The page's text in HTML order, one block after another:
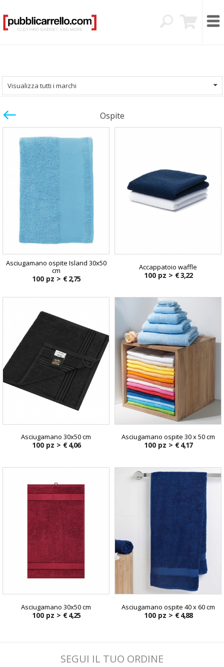
Visualizza tutti i marchi
Ospite
Asciugamano ospite Island 30x50
cm
100 pz > € 2,75
Accappatoio waffle
100 pz > € 3,22
Asciugamano 30x50 cm
100 pz > € 4,06
Asciugamano ospite 30 x 50 cm
100 pz > € 4,17
Asciugamano 30x50 cm
100 pz > € 4,25
Asciugamano ospite 40 x 60 cm
100 pz > € 4,88
SEGUI IL TUO ORDINE